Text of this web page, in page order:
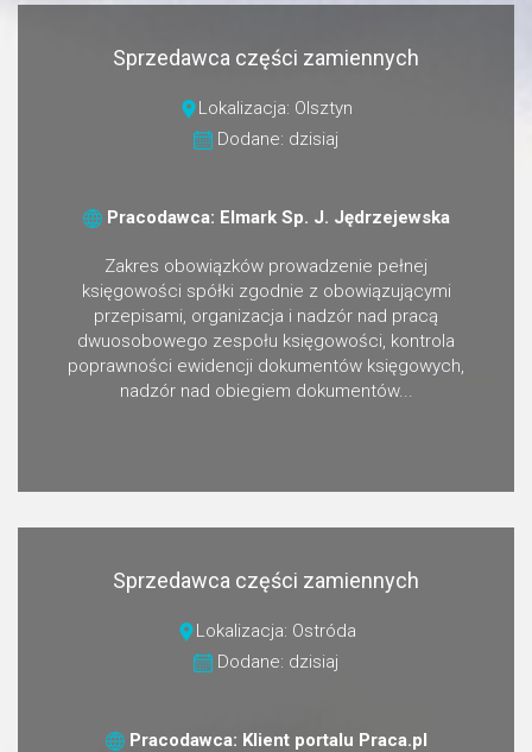
Sprzedawca części zamiennych
Lokalizacja: Olsztyn
Dodane: dzisiaj
Pracodawca: Elmark Sp. J. Jędrzejewska
Zakres obowiązków prowadzenie pełnej
księgowości spółki zgodnie z obowiązującymi
przepisami, organizacja i nadzór nad pracą
dwuosobowego zespołu księgowości, kontrola
poprawności ewidencji dokumentów księgowych,
nadzór nad obiegiem dokumentów...
Sprzedawca części zamiennych
Lokalizacja: Ostróda
Dodane: dzisiaj
Pracodawca: Klient portalu Praca.pl